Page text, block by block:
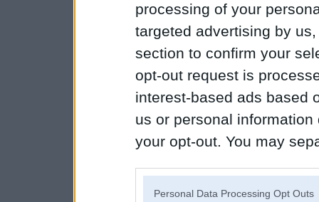
processing of your
targeted advertising by
section to confirm your
opt-out request is
interest-based ads based
us or personal
your opt-out. You may
Personal Data Processing Opt Outs